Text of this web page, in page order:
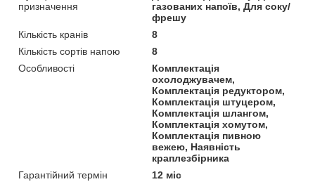
призначення
газованих напоїв, Для соку/
фрешу
Кількість кранів
8
Кількість сортів напою
8
Особливості
Комплектація
охолоджувачем,
Комплектація редуктором,
Комплектація штуцером,
Комплектація шлангом,
Комплектація хомутом,
Комплектація пивною
вежею, Наявність
краплезбірника
Гарантійний термін
12 міс